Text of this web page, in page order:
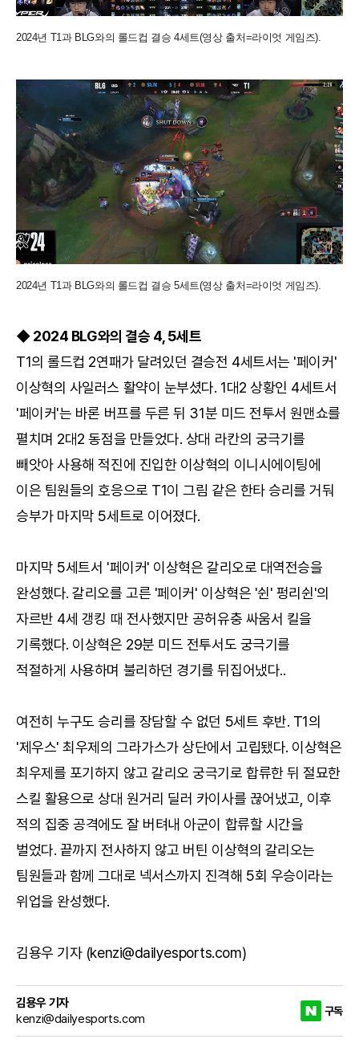
2024년 T1과 BLG와의 롤드컵 결승 4세트(영상 출처=라이엇 게임즈).
2024년 T1과 BLG와의 롤드컵 결승 5세트(영상 출처=라이엇 게임즈).
◆ 2024 BLG와의 결승 4, 5세트
T1의 롤드컵 2연패가 달려있던 결승전 4세트서는 '페이커'
이상혁의 사일러스 활약이 눈부셨다. 1대2 상황인 4세트서
'페이커'는 바론 버프를 두른 뒤 31분 미드 전투서 원맨쇼를
펼치며 2대2 동점을 만들었다. 상대 라칸의 궁극기를
빼앗아 사용해 적진에 진입한 이상혁의 이니시에이팅에
이은 팀원들의 호응으로 T1이 그림 같은 한타 승리를 거둬
승부가 마지막 5세트로 이어졌다.
마지막 5세트서 '페이커' 이상혁은 갈리오로 대역전승을
완성했다. 갈리오를 고른 '페이커' 이상혁은 '쉰' 펑리쉰'의
자르반 4세 갱킹 때 전사했지만 공허유충 싸움서 킬을
기록했다. 이상혁은 29분 미드 전투서도 궁극기를
적절하게 사용하며 불리하던 경기를 뒤집어냈다..
여전히 누구도 승리를 장담할 수 없던 5세트 후반. T1의
'제우스' 최우제의 그라가스가 상단에서 고립됐다. 이상혁은
최우제를 포기하지 않고 갈리오 궁극기로 합류한 뒤 절묘한
스킬 활용으로 상대 원거리 딜러 카이사를 끊어냈고, 이후
적의 집중 공격에도 잘 버텨내 아군이 합류할 시간을
벌었다. 끝까지 전사하지 않고 버틴 이상혁의 갈리오는
팀원들과 함께 그대로 넥서스까지 진격해 5회 우승이라는
위업을 완성했다.
김용우 기자 (kenzi@dailyesports.com)
김용우 기자
kenzi@dailyesports.com
구독